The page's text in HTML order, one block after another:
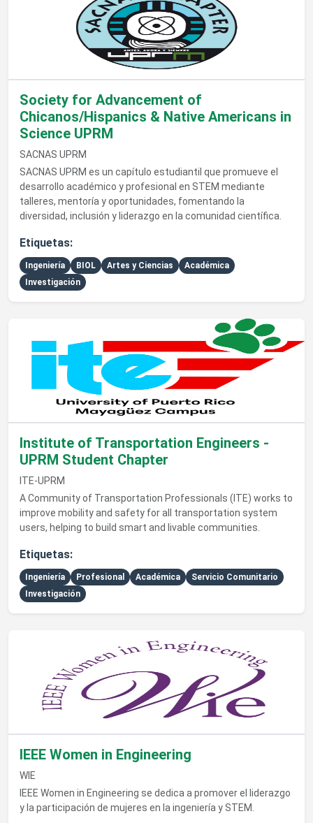
Society for Advancement of
Chicanos/Hispanics & Native Americans in
Science UPRM
SACNAS UPRM
SACNAS UPRM es un capítulo estudiantil que promueve el
desarrollo académico y profesional en STEM mediante
talleres, mentoría y oportunidades, fomentando la
diversidad, inclusión y liderazgo en la comunidad científica.
Etiquetas:
Ingeniería BIOL Artes y Ciencias
Académica
Investigación
Ver detalles de Institute of Transportation Engineers -
Institute of Transportation Engineers -
UPRM Student Chapter
ITE-UPRM
A Community of Transportation Professionals (ITE) works to
improve mobility and safety for all transportation system
users, helping to build smart and livable communities.
Etiquetas:
Ingeniería Profesional Académica
Servicio Comunitario
Investigación
Ver detalles de IEEE Women in Engineering
IEEE Women in Engineering
WIE
IEEE Women in Engineering se dedica a promover el liderazgo
y la participación de mujeres en la ingeniería y STEM.